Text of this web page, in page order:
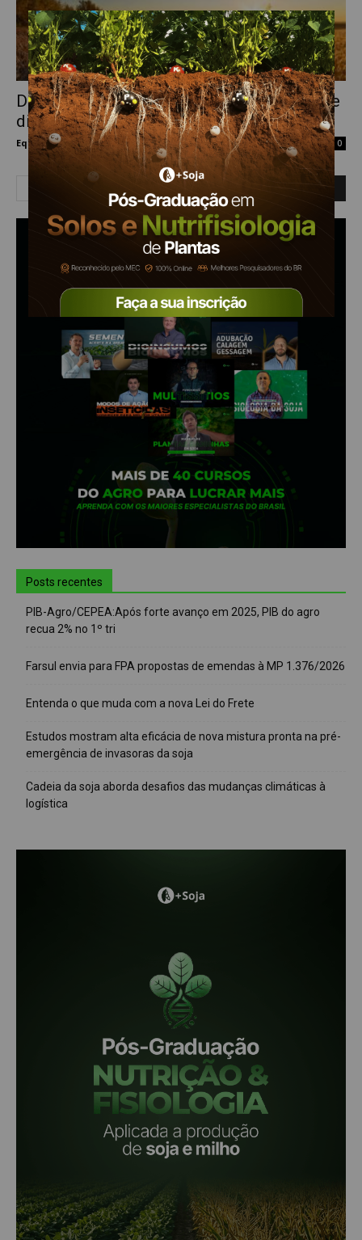
Dessecação em pré-colheita da soja: existe
diferença em função do herbicida?
Equipe Mais Soja - 20 de janeiro de 2022 0
Posts recentes
PIB-Agro/CEPEA:Após forte avanço em 2025, PIB do agro
recua 2% no 1º tri
Farsul envia para FPA propostas de emendas à MP 1.376/2026
Entenda o que muda com a nova Lei do Frete
Estudos mostram alta eficácia de nova mistura pronta na pré-
emergência de invasoras da soja
Cadeia da soja aborda desafios das mudanças climáticas à
logística